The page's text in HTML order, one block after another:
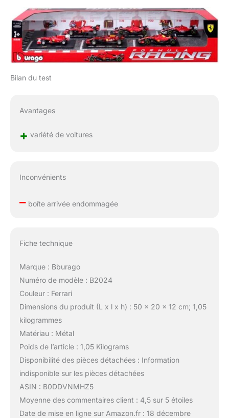
Bilan du test
Avantages
+ variété de voitures
Inconvénients
–boîte arrivée endommagée
Fiche technique
Marque : Bburago
Numéro de modèle : B2024
Couleur : Ferrari
Dimensions du produit (L x l x h) : 50 x 20 x 12 cm; 1,05
kilogrammes
Matériau : Métal
Poids de l’article : 1,05 Kilograms
Disponibilité des pièces détachées : Information
indisponible sur les pièces détachées
ASIN : B0DDVNMHZ5
Moyenne des commentaires client : 4,5 sur 5 étoiles
Date de mise en ligne sur Amazon.fr : 18 décembre